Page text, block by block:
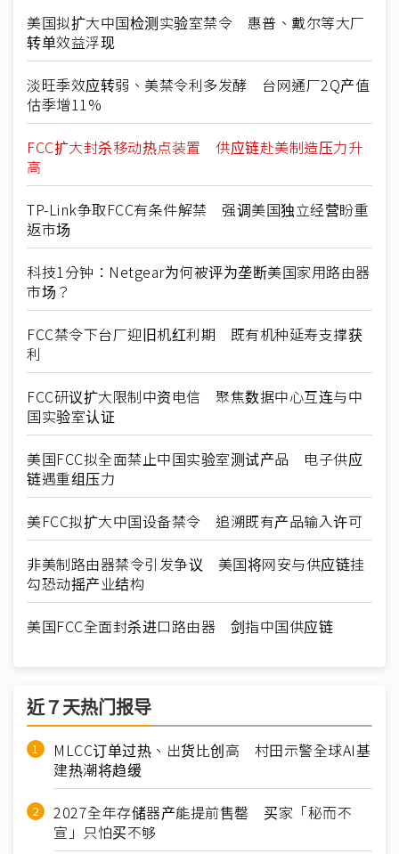
美国拟扩大中国检测实验室禁令 惠普、戴尔等大厂
转单效益浮现
淡旺季效应转弱、美禁令利多发酵 台网通厂2Q产值
估季增11%
FCC扩大封杀移动热点装置 供应链赴美制造压力升
高
TP-Link争取FCC有条件解禁 强调美国独立经营盼重
返市场
科技1分钟：Netgear为何被评为垄断美国家用路由器
市场？
FCC禁令下台厂迎旧机红利期 既有机种延寿支撑获
利
FCC研议扩大限制中资电信 聚焦数据中心互连与中
国实验室认证
美国FCC拟全面禁止中国实验室测试产品 电子供应
链遇重组压力
美FCC拟扩大中国设备禁令 追溯既有产品输入许可
非美制路由器禁令引发争议 美国将网安与供应链挂
勾恐动摇产业结构
美国FCC全面封杀进口路由器 剑指中国供应链
近７天热门报导
MLCC订单过热、出货比创高 村田示警全球AI基
建热潮将趋缓
2027全年存储器产能提前售罄 买家「秘而不
宣」只怕买不够